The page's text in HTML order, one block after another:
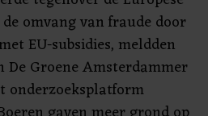
omvang van fraude door
EU-subsidies, meldden
De Groene Amsterdammer
onderzoeksplatform